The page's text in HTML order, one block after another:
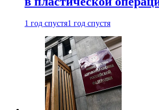
1 год спустя1 год спустя